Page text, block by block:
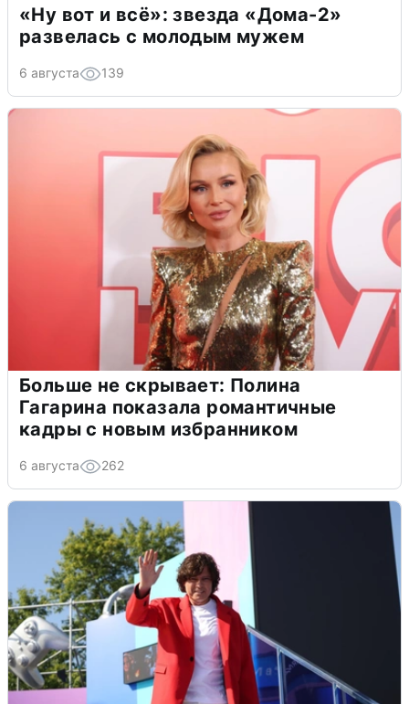
«Ну вот и всё»: звезда «Дома-2»
развелась с молодым мужем
6 августа 139
Больше не скрывает: Полина
Гагарина показала романтичные
кадры с новым избранником
6 августа 262